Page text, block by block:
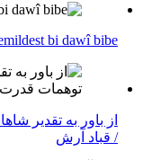
bi dawî bibe
از باور بە تقدیر
/ قباد آرش